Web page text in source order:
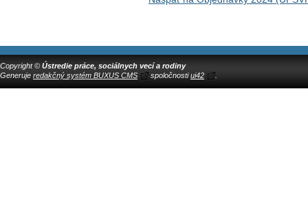
Copyright © Ústredie práce, sociálnych vecí a rodiny
Generuje redakčný systém BUXUS CMS spoločnostiui42